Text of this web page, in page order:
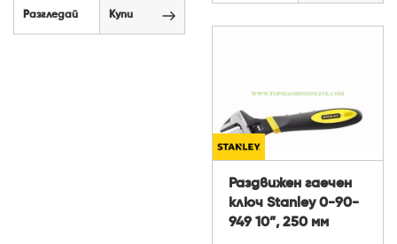
Разгледай Купи
Раздвижен гаечен
ключ Stanley 0-90-
949 10”, 250 мм